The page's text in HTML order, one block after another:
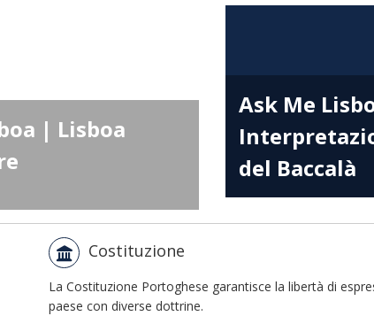
| Lisboa
Ask Me
del Baccalà
Costituzione
La Costituzione Portoghese garantisce la libertà di
paese con diverse dottrine.